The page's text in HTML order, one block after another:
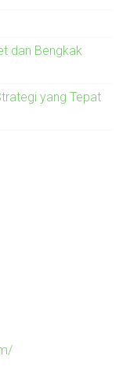
dan Bengkak
yang Tepat